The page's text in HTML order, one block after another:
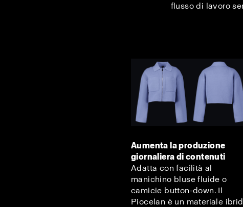
flusso di lavoro
Aumenta la produzione
giornaliera di contenuti
Adatta con facilità al
manichino bluse fluide o
camicie button-down. Il
Piocelan è un materiale